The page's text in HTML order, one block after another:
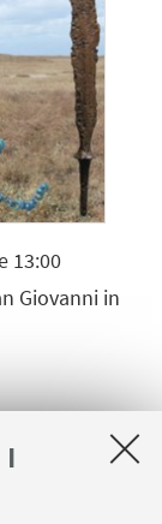
I
13:00
Giovanni in